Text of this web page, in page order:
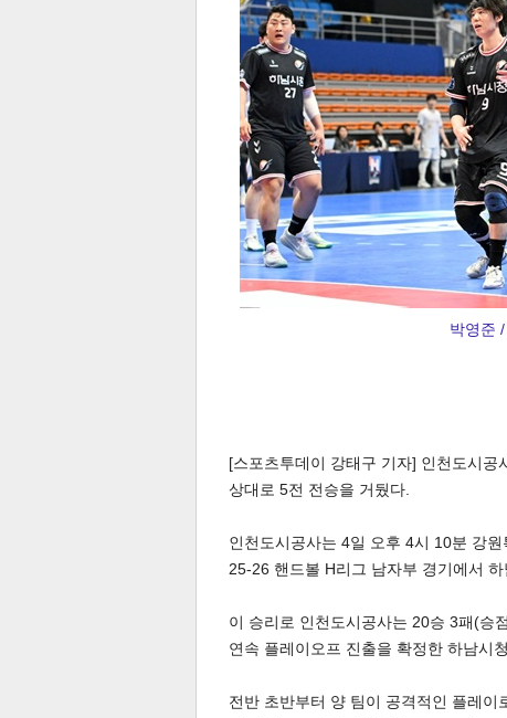
많이 본 뉴스 최신 뉴스 스포츠
페이 네이
박영준
[스포츠투데이 강태구 기자] 인천도시
상대로 5전 전승을 거뒀다.
인천도시공사는 4일 오후 4시 10분 강
25-26 핸드볼 H리그 남자부 경기에서
이 승리로 인천도시공사는 20승 3패(승
연속 플레이오프 진출을 확정한 하남시
전반 초반부터 양 팀이 공격적인 플레